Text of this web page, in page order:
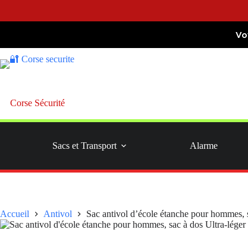
contenu
Corse Sécurité
Sacs et Transport Alarme
Accueil Antivol Sac antivol d’école étanche pour